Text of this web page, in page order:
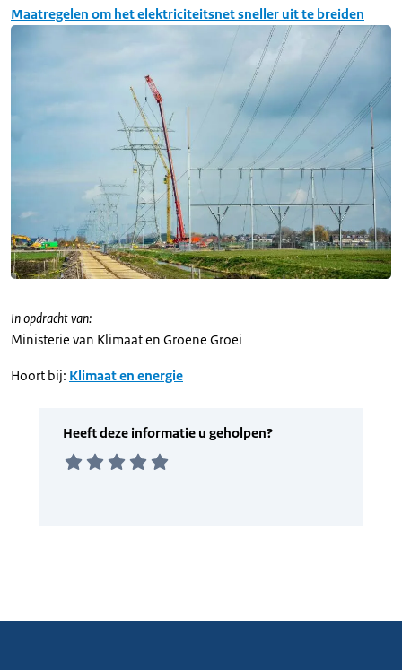
Maatregelen om het elektriciteitsnet sneller uit te breiden
In opdracht van:
Ministerie van Klimaat en Groene Groei
Hoort bij: Klimaat en energie